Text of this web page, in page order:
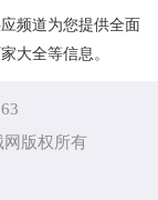
频道为您提供全面
大全等信息。
网版权所有